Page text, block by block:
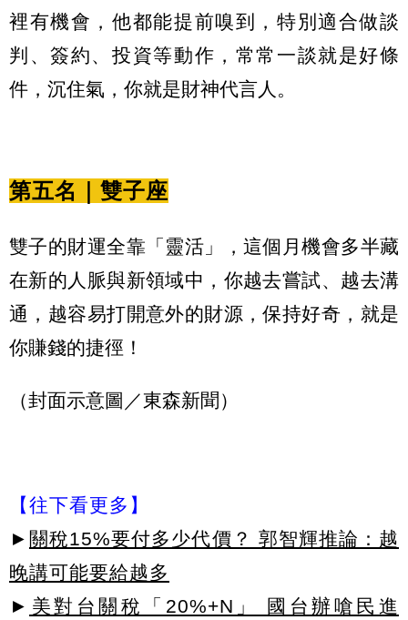
裡有機會，他都能提前嗅到，特別適合做談
判、簽約、投資等動作，常常一談就是好條
件，沉住氣，你就是財神代言人。
第五名｜雙子座
雙子的財運全靠「靈活」，這個月機會多半藏
在新的人脈與新領域中，你越去嘗試、越去溝
通，越容易打開意外的財源，保持好奇，就是
你賺錢的捷徑！
（封面示意圖／東森新聞）
【往下看更多】
► 關稅15%要付多少代價？ 郭智輝推論：越
晚講可能要給越多
► 美對台關稅「20%+N」 國台辦嗆民進